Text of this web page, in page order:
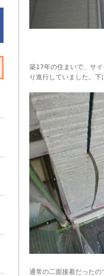
築17年の住まいで、サ
り進行していました。下
通常の二面接着だった